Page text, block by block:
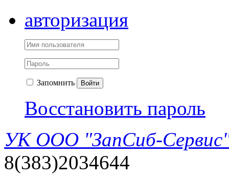
авторизация
Запомнить Войти
Восстановить пароль
УК ООО "ЗапСиб-
8(383)2034644